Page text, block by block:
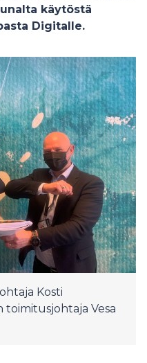
käytöstä
Digitalle.
Kosti
toimitusjohtaja Vesa